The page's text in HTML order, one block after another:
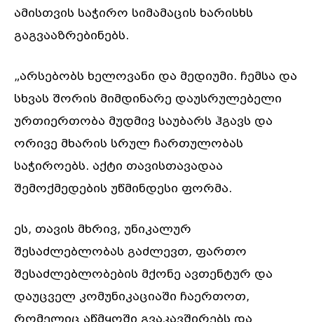
ამისთვის საჭირო სიმამაცის ხარისხს
გაგვააზრებინებს.
„არსებობს ხელოვანი და მედიუმი. ჩემსა და
სხვას შორის მიმდინარე დაუსრულებელი
ურთიერთობა მუდმივ საუბარს ჰგავს და
ორივე მხარის სრულ ჩართულობას
საჭიროებს. აქტი თავისთავადაა
შემოქმედების უწმინდესი ფორმა.
ეს, თავის მხრივ, უნიკალურ
შესაძლებლობას გაძლევთ, ფართო
შესაძლებლობების მქონე ავთენტურ და
დაუცველ კომუნიკაციაში ჩაერთოთ,
რომელიც აწმყოში გვაკავშირებს და